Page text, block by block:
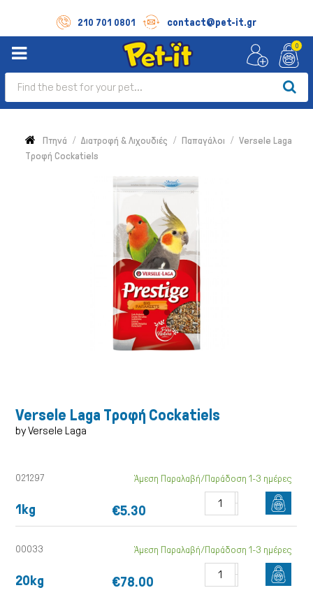
210 701 0801 contact@pet-it.gr
Σκύλος
0
Πτηνά Διατροφή & Λιχουδιές Παπαγάλοι
Versele Laga
Τροφή Cockatiels
Versele Laga Τροφή Cockatiels
by Versele Laga
1kg
021297 Άμεση Παραλαβή/Παράδοση 1-3 ημέρες
€5.30
20kg
00033 Άμεση Παραλαβή/Παράδοση 1-3 ημέρες
€78.00